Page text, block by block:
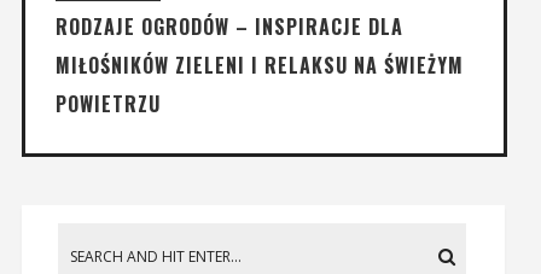
RODZAJE OGRODÓW – INSPIRACJE DLA
MIŁOŚNIKÓW ZIELENI I RELAKSU NA ŚWIEŻYM
POWIETRZU